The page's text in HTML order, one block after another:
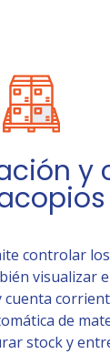
y
controlar
visualizar
cuenta
de
stock y